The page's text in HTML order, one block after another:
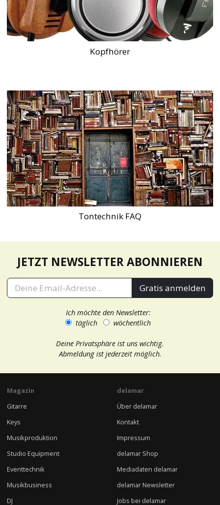
Kopfhörer
Tontechnik FAQ
JETZT NEWSLETTER ABONNIEREN
Gratis anmelden
Ich möchte den Newsletter:
täglich
wöchentlich
Deine Privatsphäre ist uns wichtig.
Abmeldung ist jederzeit möglich.
Magazin
Gitarre
Keys
Musikproduktion
Studio Equipment
Eventtechnik
Musikbusiness
DJ
delamar
Über delamar
Kontakt
Impressum
delamar Shop
Mediadaten delamar
delamar Newsletter
Jobs bei delamar